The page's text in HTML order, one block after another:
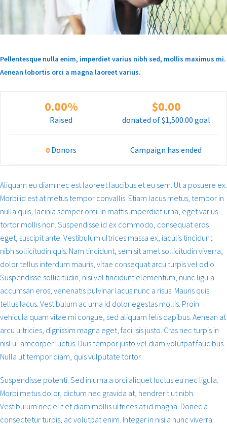
Pellentesque nulla enim, imperdiet varius nibh sed, mollis maximus mi.
Aenean lobortis orci a magna laoreet varius.
0.00%
Raised
$0.00
donated of$1,500.00 goal
0Donors Campaign has ended
Aliquam eu diam nec est laoreet faucibus et eu sem. Ut a posuere ex.
Morbi id est at metus tempor convallis. Etiam lacus metus, tempor in
nulla quis, lacinia semper orci. In mattis imperdiet urna, eget varius
tortor mollis non. Suspendisse id ex commodo, consequat eros
eget, suscipit ante. Vestibulum ultrices massa ex, iaculis tincidunt
nibh sollicitudin quis. Nam tincidunt, sem sit amet sollicitudin viverra,
dolor tellus interdum mauris, vitae consequat arcu turpis vel odio.
Suspendisse sollicitudin, nisi vel tincidunt elementum, nunc ligula
accumsan eros, venenatis pulvinar lacus nunc a risus. Mauris quis
tellus lacus. Vestibulum ac urna id dolor egestas mollis. Proin
vehicula quam vitae mi congue, sed aliquam felis dapibus. Aenean at
arcu ultricies, dignissim magna eget, facilisis justo. Cras nec turpis in
nisl ullamcorper luctus. Duis tempor justo vel diam volutpat faucibus.
Nulla ut tempor diam, quis vulputate tortor.
Suspendisse potenti. Sed in urna a orci aliquet luctus eu nec ligula.
Morbi metus dolor, dictum nec gravida at, hendrerit ut nibh.
Vestibulum nec elit et diam mollis ultrices at id magna. Donec a
consectetur turpis, ac volutpat enim. Integer in nisi a nunc viverra